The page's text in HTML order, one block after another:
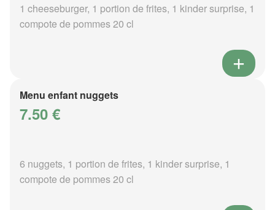
1 cheeseburger, 1 portion de frites, 1 kinder surprise, 1
compote de pommes 20 cl
Menu enfant nuggets
7.50 €
6 nuggets, 1 portion de frites, 1 kinder surprise, 1
compote de pommes 20 cl